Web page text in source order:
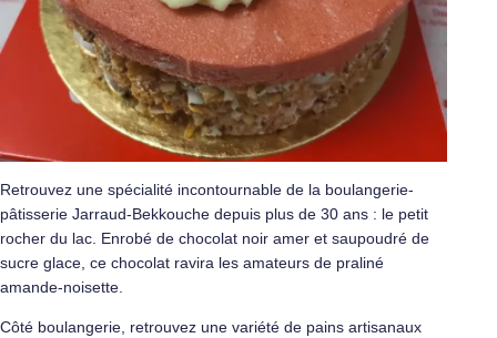
Retrouvez une spécialité incontournable de la boulangerie-
pâtisserie Jarraud-Bekkouche depuis plus de 30 ans : le petit
rocher du lac. Enrobé de chocolat noir amer et saupoudré de
sucre glace, ce chocolat ravira les amateurs de praliné
amande-noisette.
Côté boulangerie, retrouvez une variété de pains artisanaux